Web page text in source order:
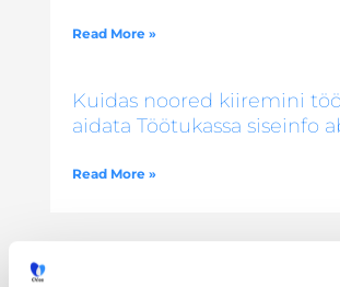
Read More »
Kuidas noored kiiremini
aidata Töötukassa siseinfo
Read More »